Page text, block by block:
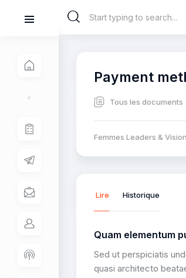
Payment
Tous les documents
Femmes Leaders &
Lire Historique
Quam elementum
Sed ut perspiciatis
quasi architecto